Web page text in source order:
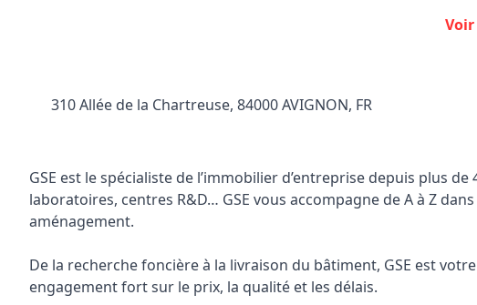
310 Allée de la Chartreuse, 84000 AVIGNON, FR
GSE est le spécialiste de l’immobilier d’entreprise depuis plus
laboratoires, centres R&D… GSE vous accompagne de A à Z
aménagement.
De la recherche foncière à la livraison du bâtiment, GSE est
engagement fort sur le prix, la qualité et les délais.